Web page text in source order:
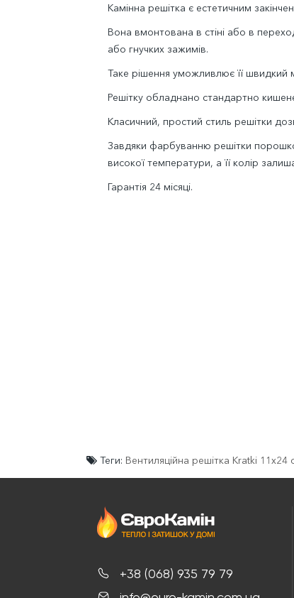
Камінна решітка є естетичним
Вона вмонтована в стіні або в
або гнучких зажимів.
Таке рішення уможливлює її
Решітку обладнано стандартно
Класичний, простий стиль решітки
Завдяки фарбуванню решітки
високої температури, а її колір
Гарантія 24 місяці.
Теги: Вентиляційна решітка Kratki 11х24
+38 (068) 935 79 79